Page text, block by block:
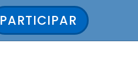
PARTICIPAR